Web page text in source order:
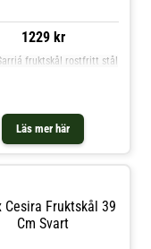
1229 kr
Läs mer här
fruktskål rostfritt stål
Cesira Fruktskål 39
Cm Svart